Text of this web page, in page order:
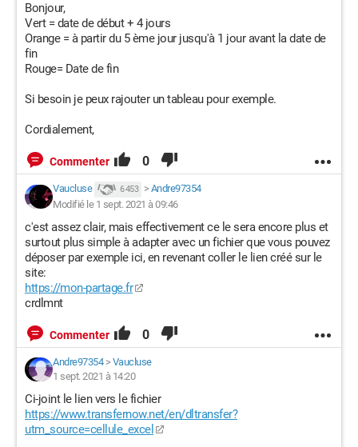
Bonjour,
Vert = date de début + 4 jours
Orange = à partir du 5 ème jour jusqu'à 1 jour avant la date de
fin
Rouge= Date de fin
Si besoin je peux rajouter un tableau pour exemple.
Cordialement,
Commenter 0
Vaucluse 6 453 > Andre97354
Modifié le 1 sept. 2021 à 09:46
c'est assez clair, mais effectivement ce le sera encore plus et
surtout plus simple à adapter avec un fichier que vous pouvez
déposer par exemple ici, en revenant coller le lien créé sur le
site:
https://mon-partage.fr
crdlmnt
Commenter 0
Andre97354> Vaucluse
1 sept. 2021 à 14:20
Ci-joint le lien vers le fichier
https://www.transfernow.net/en/dltransfer?
utm_source=cellule_excel